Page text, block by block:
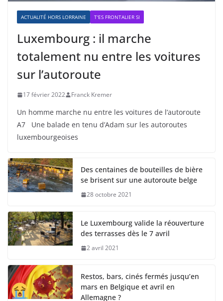
ACTUALITÉ HORS LORRAINE T'ES FRONTALIER SI
Luxembourg : il marche
totalement nu entre les voitures
sur l’autoroute
17 février 2022 Franck Kremer
Un homme marche nu entre les voitures de l’autoroute
A7 Une balade en tenu d’Adam sur les autoroutes
luxembourgeoises
Des centaines de bouteilles de bière
se brisent sur une autoroute belge
28 octobre 2021
Le Luxembourg valide la réouverture
des terrasses dès le 7 avril
2 avril 2021
Restos, bars, cinés fermés jusqu’en
mars en Belgique et avril en
Allemagne ?